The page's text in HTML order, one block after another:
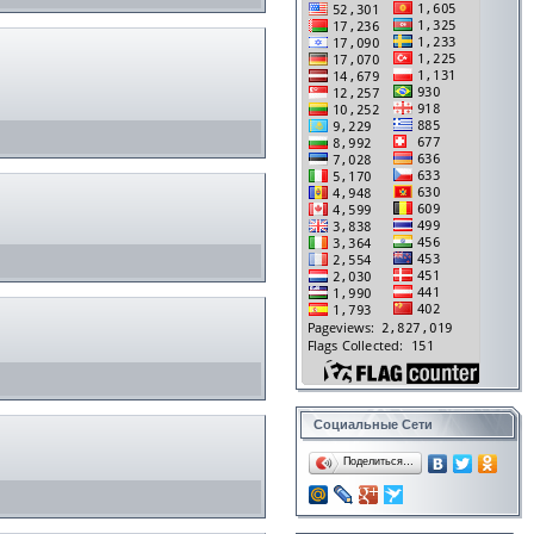
Социальные Сети
Поделиться…